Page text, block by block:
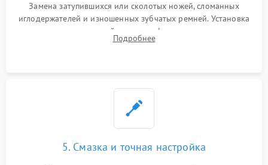
Замена затупившихся или сколотых ножей, сломанных
иглодержателей и изношенных зубчатых ремней. Установка
новых петлителей взамен деформированных.
Восстановление контактов в педали и цепях
Подробнее
5. Смазка и точная настройка